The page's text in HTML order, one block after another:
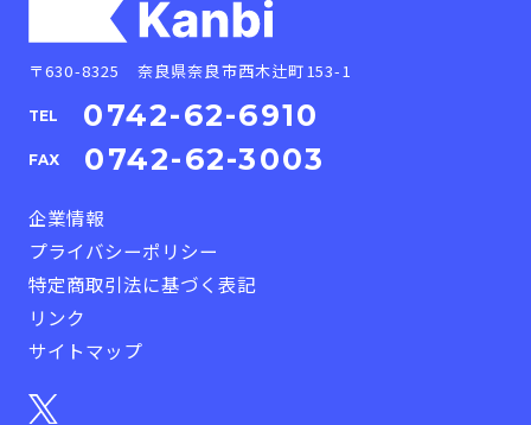
〒630-8325 奈良県奈良市西木辻町153-1
TEL 0742-62-6910
FAX 0742-62-3003
企業情報
プライバシーポリシー
特定商取引法に基づく表記
リンク
サイトマップ